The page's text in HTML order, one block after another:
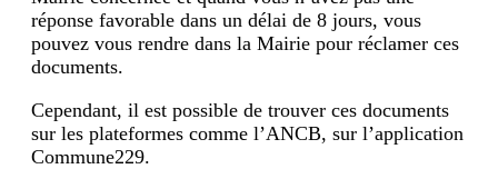
réponse favorable dans un délai de 8 jours, vous
pouvez vous rendre dans la Mairie pour réclamer ces
documents.
Cependant, il est possible de trouver ces documents
sur les plateformes comme l’ANCB, sur l’application
Commune229.